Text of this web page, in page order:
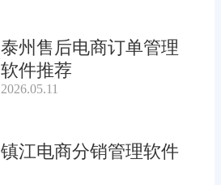
泰州售后电商订单管理
软件推荐
2026.05.11
镇江电商分销管理软件